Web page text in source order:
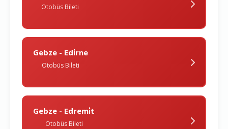
Otobüs Bileti
Gebze - Edi̇rne
Otobüs Bileti
Gebze - Edremi̇t
Otobüs Bileti